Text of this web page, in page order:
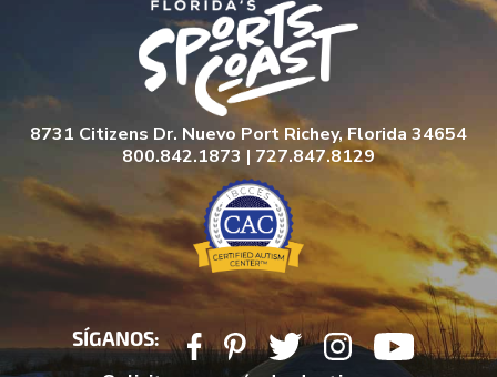
8731 Citizens Dr. Nuevo Port Richey, Florida 34654
800.842.1873 | 727.847.8129
SÍGANOS: